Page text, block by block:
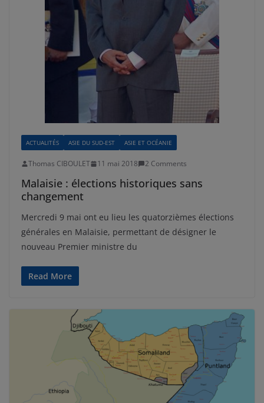
ACTUALITÉS ASIE DU SUD-EST ASIE ET OCÉANIE
Thomas CIBOULET 11 mai 2018 2 Comments
Malaisie : élections historiques sans
changement
Mercredi 9 mai ont eu lieu les quatorzièmes élections
générales en Malaisie, permettant de désigner le
nouveau Premier ministre du
Read More